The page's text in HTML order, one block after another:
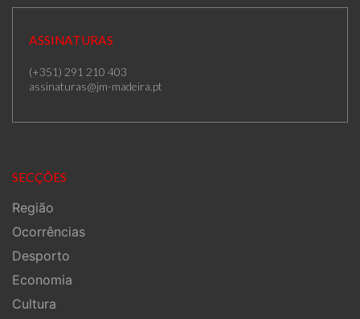
ASSINATURAS
(+351) 291 210 403
assinaturas@jm-madeira.pt
SECÇÕES
Região
Ocorrências
Desporto
Economia
Cultura